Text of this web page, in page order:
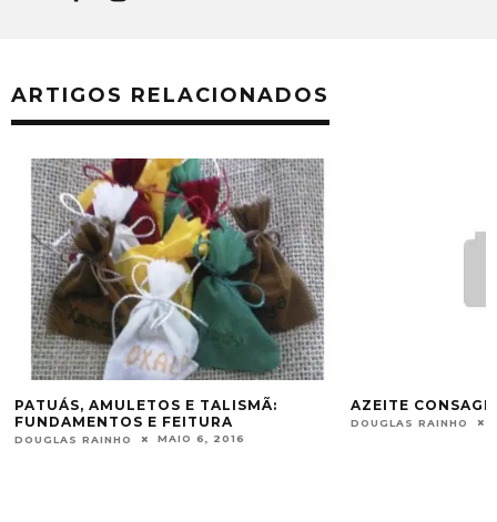
ARTIGOS RELACIONADOS
PATUÁS, AMULETOS E TALISMÃ:
FUNDAMENTOS E FEITURA
DOUGLAS RAINHO MAIO 6, 2016
AZEITE
DOUGLAS RAINHO